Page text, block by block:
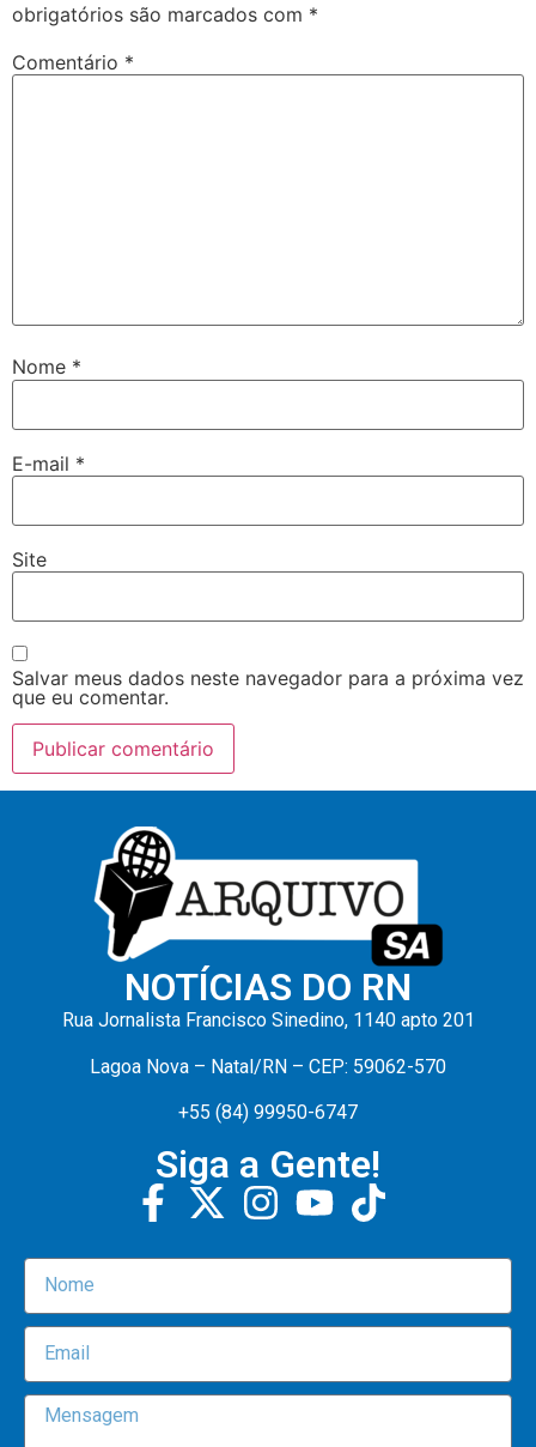
obrigatórios são marcados com *
Comentário *
Nome *
E-mail *
Site
Salvar meus dados neste navegador para a próxima vez
que eu comentar.
NOTÍCIAS DO RN
Rua Jornalista Francisco Sinedino, 1140 apto 201
Lagoa Nova – Natal/RN – CEP: 59062-570
+55 (84) 99950-6747
Siga a Gente!